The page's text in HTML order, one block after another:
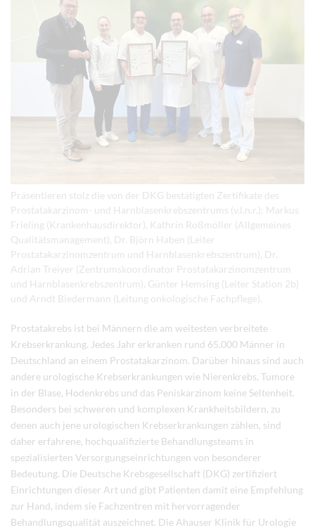
Präsentieren stolz die von der DKG bestätigten Zertifikate des
Prostatakarzinom- und Harnblasenkrebszentrums (v.l.n.r.): Markus
Frieling (Krankenhausdirektor), Kathrin Roßmöller (Allgemeines
Qualitätsmanagement), Dr. Björn Haben (Leiter
Prostatakarzinomzentrum und Harnblasenkrebszentrum), Dr.
Adrian Treiyer (Zentrumskoordinator Prostatakarzinomzentrum
und Harnblasenkrebszentrum), Günter Hemsing (Leiter Station 2b)
und Arndt Biedermann (Leitung onkologische Fachpflege).
Prostatakrebs ist bei Männern die am weitesten verbreitete
Krebserkrankung. Jedes Jahr erkranken rund 65.000 Männer in
Deutschland an einem Prostatakarzinom. Darüber hinaus sind auch
andere urologische Krebserkrankungen wie Nierenkrebs, Tumore
in der Blase, Hodenkrebs und das Peniskarzinom keine Seltenheit.
Besonders bei schweren und komplexen Krankheitsbildern, zu
denen auch jene urologischen Krebserkrankungen zählen, sind
daher erfahrene, hochqualifizierte Behandlungsteams in
spezialisierten Versorgungseinrichtungen von besonderer
Bedeutung. Die Deutsche Krebsgesellschaft (DKG) zertifiziert
Einrichtungen dieser Art und gibt Patienten damit eine Empfehlung
zur Hand, indem sie Fachzentren mit hervorragender
Behandlungsqualität auszeichnet. Die Ahauser Klinik für Urologie